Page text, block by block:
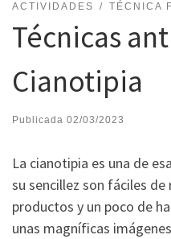
ACTIVIDADES TÉCNICA
Técnicas
Cianotipia
Publicada 02/03/2023
La cianotipia es una de
su sencillez son fáciles de
productos y un poco de
unas magníficas